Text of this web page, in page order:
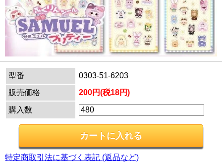
型番
0303-51-6203
販売価格
200円(税18円)
購入数
特定商取引法に基づく表記 (返品など)